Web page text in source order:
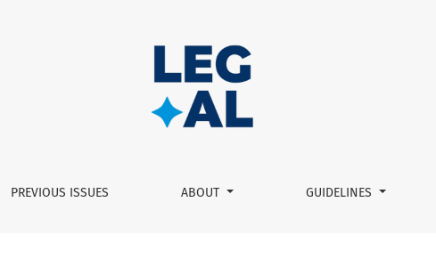
of institutional decorum: limits, challenges and proposals
PREVIOUS ISSUES ABOUT GUIDELINES